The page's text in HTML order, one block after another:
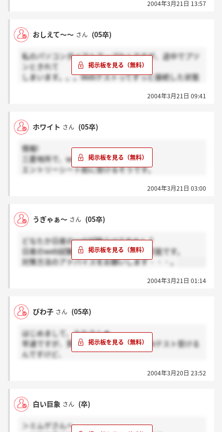
てしまうと思います。1MのADSLならばダイヤルアッ
就職課のコンピュータでやるのも一手です。但し大学
のはセキュリティーが高くて使えない場合もありま
2004年3月21日 13:57
おしえて～～ さん (05卒)
私のパソコンダイアルアップなんですが、途中でプツ
ンときれて
しまいます。。。Webテストってずっと接続した状態
以前、終了時に再接続して送信したら完了の文字はで
たんですが・・・
教えてください。不安です・・・
2004年3月21日 09:41
ホワイト さん (05卒)
情報!
三菱地所で、webテストありますよ。
エントリーシート前に受けるそうです。
もちろん、試験慣れなんて言わず、本気で
そして合格点に達すればさらに本気でチャレンジ
しますよ。それもこれも縁です。
失礼なんかじゃ無いと思っています。ですよね？
2004年3月21日 03:00
うぎゃぁ～ さん (05卒)
どなたか日産のweb試験うけてません？
日産のweb試験は一応どなたでも受験可能です。
対策方法のアドバイスをお願いします・・・。
2004年3月21日 01:14
びわ子 さん (05卒)
はじめまして、みなさん★
早速ですが、質問です。私、今からWebテスト受ける
んですけど、
こんな環境でも大丈夫なんでしょうか・・・？
以前、テスト中に急に切れた時、一応そのまま続けら
2004年3月20日 23:52
白い巨象 さん (卒)
＞ミムゲさんへ